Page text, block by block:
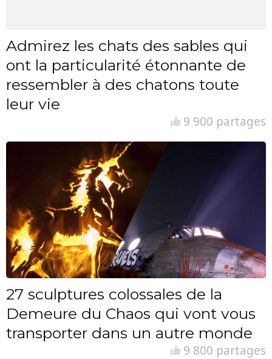
Admirez les chats des sables qui
ont la particularité étonnante de
ressembler à des chatons toute
leur vie
9 900 partages
27 sculptures colossales de la
Demeure du Chaos qui vont vous
transporter dans un autre monde
9 800 partages